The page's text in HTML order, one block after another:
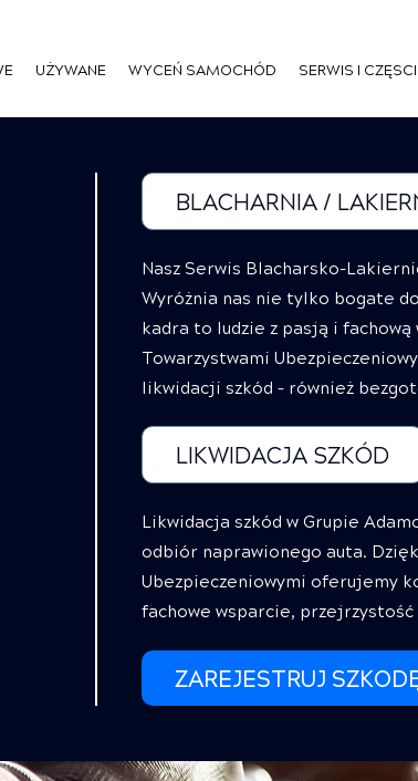
UŻYWANE WYCEŃ SAMOCHÓD SERWIS I CZĘSCI
BLACHARNIA /
Nasz Serwis Blacharsko-
Wyróżnia nas nie tylko bogate
kadra to ludzie z pasją i
Towarzystwami
likwidacji szkód – również
LIKWIDACJA SZKÓD
Likwidacja szkód w Grupie
odbiór naprawionego auta.
Ubezpieczeniowymi oferujemy
fachowe wsparcie,
ZAREJESTRUJ